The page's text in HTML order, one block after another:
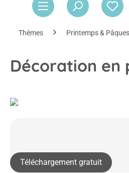
Thèmes Printemps & Pâques
Décoration en
Téléchargement gratuit